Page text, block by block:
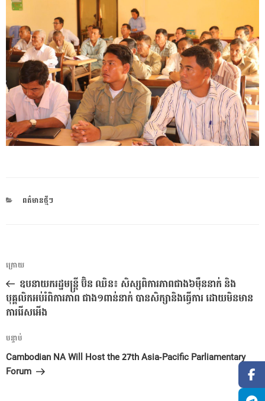
CATEGORIES
ពត៌មានថ្មីៗ
ការ​
នាំទិស​
ប្រកាស
អត្ថបទ
មុន
ក្រោយ
ឧបនាយករដ្ឋមន្ត្រី ប៊ិន ឈិន៖ សិស្សពិការភាពជាង៦ម៉ឺននាក់ និង
បុគ្គលិកអប់រំពិការភាព ជាង១ពាន់នាក់ បានសិក្សានិងធ្វើការ ដោយមិនមាន
ការរើសអើង
អត្ថបទ
បន្ទាប់
បន្ទាប់
Cambodian NA Will Host the 27th Asia-Pacific Parliamentary
Forum